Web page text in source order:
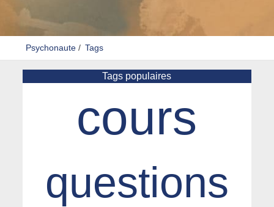
Psychonaute/ Tags
Tags populaires
cours
questions